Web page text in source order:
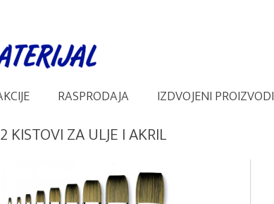
RASPRODAJA IZDVOJENI PROIZVODI
KISTOVI ZA ULJE I AKRIL